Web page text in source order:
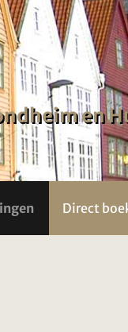
en
Direct